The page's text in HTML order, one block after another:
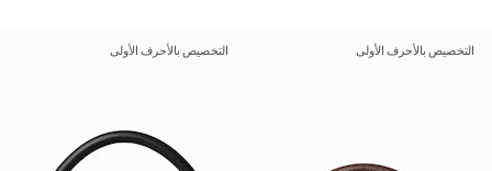
التخصيص بالأحرف الأولى التخصيص بالأحرف الأولى